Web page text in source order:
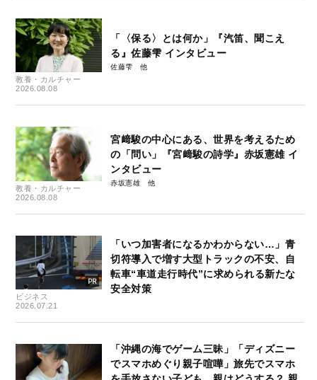
教養・カルチャー
2026.08.08
「〈保る〉とは何か」『汽笛、聞こえ
る』佐藤雫 インタビュー
佐藤雫
教養・カルチャー
2026.08.08
宮﨑駿の中心にある、世界を考えるため
の「問い」『宮﨑駿の詩学』赤坂憲雄 イ
ンタビュー
赤坂憲雄
ビジネス
2026.07.21
「いつ加害者になるかわからない…」青
切符導入で増す大型トラックの不安、自
転車“車道走行時代”に求められる新たな
安全対策
「沖縄の海でゲーム三昧」「ディズニー
でスマホめぐり親子喧嘩」旅先でスマホ